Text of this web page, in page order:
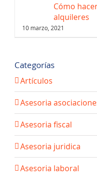
Cómo
alquileres
10 marzo, 2021
Categorías
Artículos
Asesoria
Asesoria fiscal
Asesoria juridica
Asesoria laboral